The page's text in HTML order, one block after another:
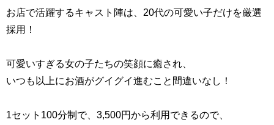
お店で活躍するキャスト陣は、20代の可愛い子だけを厳選
採用！
可愛いすぎる女の子たちの笑顔に癒され、
いつも以上にお酒がグイグイ進むこと間違いなし！
1セット100分制で、3,500円から利用できるので、